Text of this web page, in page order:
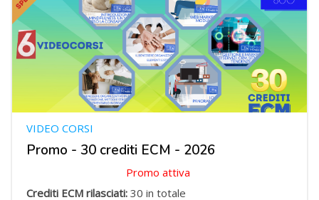
Promo - 30 crediti ECM - 2026
VIDEO CORSI
Promo attiva
Crediti ECM rilasciati: 30 in totale